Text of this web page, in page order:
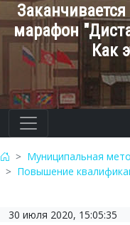
марафон
Как
Муниципальная
Повышение
30 июля 2020, 15:05:35